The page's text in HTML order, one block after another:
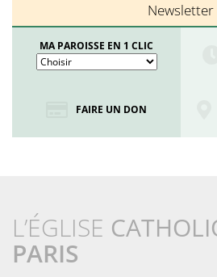
Newsletter
MA PAROISSE EN 1 CLIC
FAIRE UN DON
L’ÉGLISE
PARIS